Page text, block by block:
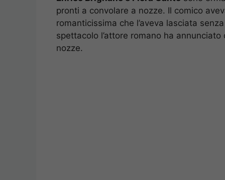
pronti a convolare a nozze. Il comico
romanticissima che l’aveva lasciata senza
spettacolo l’attore romano ha
nozze.